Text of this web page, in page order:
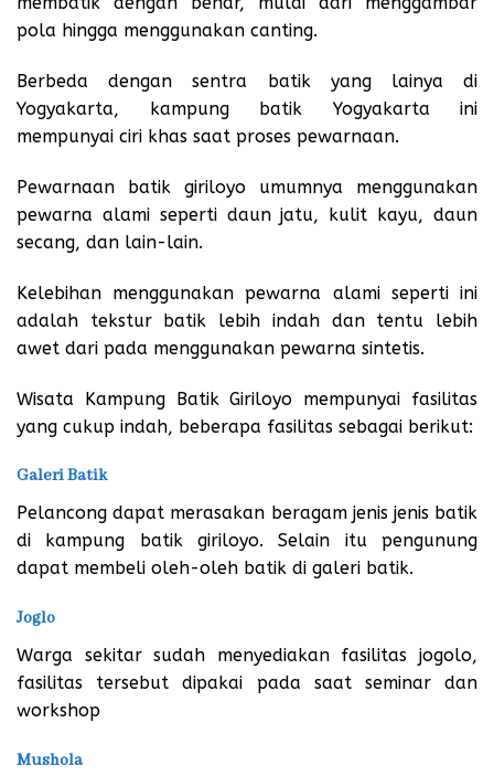
pola hingga menggunakan canting.
Berbeda dengan sentra batik yang lainya di
Yogyakarta, kampung batik Yogyakarta ini
mempunyai ciri khas saat proses pewarnaan.
Pewarnaan batik giriloyo umumnya menggunakan
pewarna alami seperti daun jatu, kulit kayu, daun
secang, dan lain-lain.
Kelebihan menggunakan pewarna alami seperti ini
adalah tekstur batik lebih indah dan tentu lebih
awet dari pada menggunakan pewarna sintetis.
Wisata Kampung Batik Giriloyo mempunyai fasilitas
yang cukup indah, beberapa fasilitas sebagai berikut:
Galeri Batik
Pelancong dapat merasakan beragam jenis jenis batik
di kampung batik giriloyo. Selain itu pengunung
dapat membeli oleh-oleh batik di galeri batik.
Joglo
Warga sekitar sudah menyediakan fasilitas jogolo,
fasilitas tersebut dipakai pada saat seminar dan
workshop
Mushola